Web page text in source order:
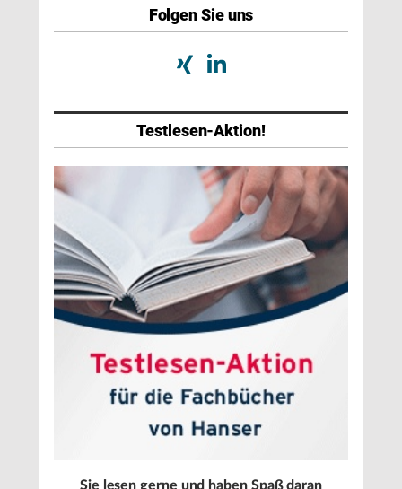
Folgen Sie uns
Testlesen-Aktion!
Sie lesen gerne und haben Spaß daran